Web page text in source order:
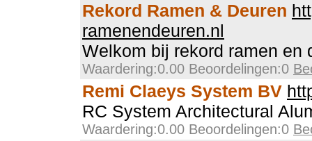
Rekord Ramen & Deuren
ramenendeuren.nl
Welkom bij rekord ramen en
Waardering:0.00 Beoordelingen:0
Remi Claeys System BV
RC System Architectural
Waardering:0.00 Beoordelingen:0